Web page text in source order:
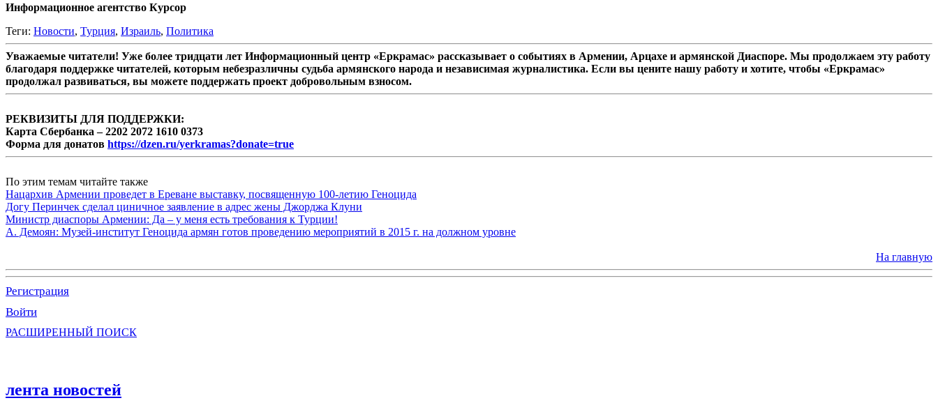
Информационное агентство Курсор
Теги: Новости, Турция, Израиль, Политика
Уважаемые читатели! Уже более тридцати лет Информационный центр «Еркрамас» рассказывает о событиях в Армении, Арцахе и армянской Диаспоре. Мы продолжаем эту работу
благодаря поддержке читателей, которым небезразличны судьба армянского народа и независимая журналистика. Если вы цените нашу работу и хотите, чтобы «Еркрамас»
продолжал развиваться, вы можете поддержать проект добровольным взносом.
РЕКВИЗИТЫ ДЛЯ ПОДДЕРЖКИ:
Карта Сбербанка – 2202 2072 1610 0373
Форма для донатов https://dzen.ru/yerkramas?donate=true
По этим темам читайте также
Нацархив Армении проведет в Ереване выставку, посвященную 100-летию Геноцида
Догу Перинчек сделал циничное заявление в адрес жены Джорджа Клуни
Министр диаспоры Армении: Да – у меня есть требования к Турции!
А. Демоян: Музей-институт Геноцида армян готов проведению мероприятий в 2015 г. на должном уровне
На главную
Регистрация
Войти
РАСШИРЕННЫЙ ПОИСК
лента новостей